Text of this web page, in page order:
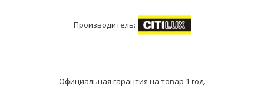
Производитель:
Официальная гарантия на товар 1 год.